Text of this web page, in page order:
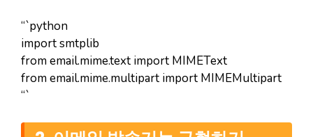
“`python
import smtplib
from email.mime.text import MIMEText
from email.mime.multipart import MIMEMultipart
“`